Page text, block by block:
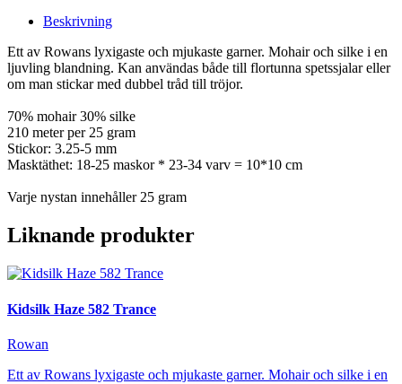
Beskrivning
Ett av Rowans lyxigaste och mjukaste garner. Mohair och silke i en
ljuvling blandning. Kan användas både till flortunna spetssjalar eller
om man stickar med dubbel tråd till tröjor.
70% mohair 30% silke
210 meter per 25 gram
Stickor: 3.25-5 mm
Masktäthet: 18-25 maskor * 23-34 varv = 10*10 cm
Varje nystan innehåller 25 gram
Liknande produkter
Kidsilk Haze 582 Trance
Rowan
Ett av Rowans lyxigaste och mjukaste garner. Mohair och silke i en